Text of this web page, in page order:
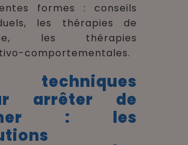
formes : conseils
les thérapies de
les thérapies
comportementales.
techniques
arrêter de
: les